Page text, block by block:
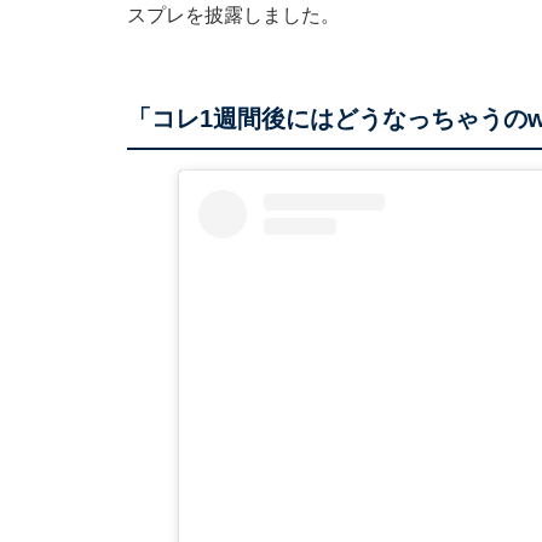
スプレを披露しました。
「コレ1週間後にはどうなっちゃうの